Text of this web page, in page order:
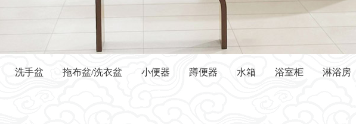
洗手盆 拖布盆/洗衣盆 小便器 蹲便器 水箱 浴室柜 淋浴房